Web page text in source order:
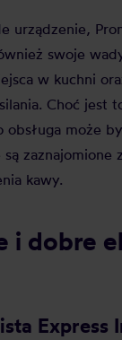
urządzenie,
swoje
w kuchni
Choć jest
obsługa może
zaznajomione
kawy.
i dobre
Express